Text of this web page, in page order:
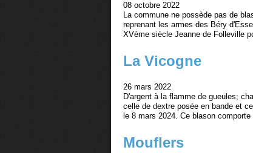
08 octobre 2022
La commune ne possède pas de
reprenant les armes des Béry
XVème siècle Jeanne de Folleville
La Vicogne
26 mars 2022
D'argent à la flamme de gueules;
celle de dextre posée en bande et
le 8 mars 2024. Ce blason
Mouflers